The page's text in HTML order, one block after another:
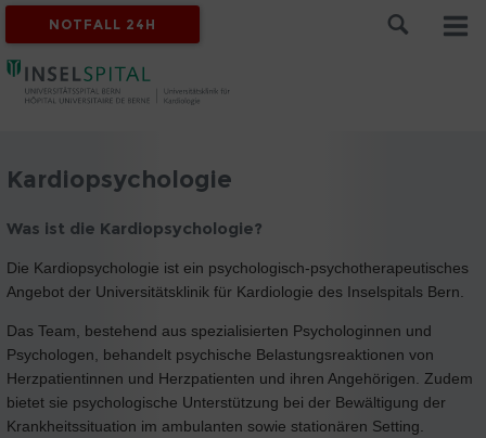
NOTFALL 24H
Kardiopsychologie
Was ist die Kardiopsychologie?
Die Kardiopsychologie ist ein psychologisch-psychotherapeutisches
Angebot der Universitätsklinik für Kardiologie des Inselspitals Bern.
Das Team, bestehend aus spezialisierten Psychologinnen und
Psychologen, behandelt psychische Belastungsreaktionen von
Herzpatientinnen und Herzpatienten und ihren Angehörigen. Zudem
bietet sie psychologische Unterstützung bei der Bewältigung der
Krankheitssituation im ambulanten sowie stationären Setting.